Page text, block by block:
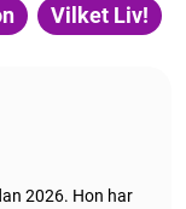
Vilket Liv!
2026. Hon har